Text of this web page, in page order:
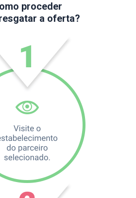
proceder
a oferta?